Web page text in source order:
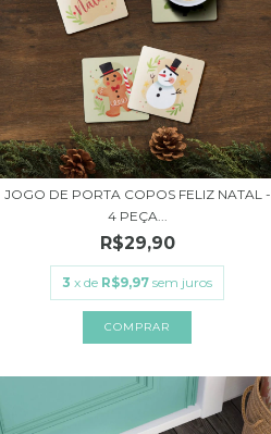
JOGO DE PORTA COPOS FELIZ NATAL -
4 PEÇA...
R$29,90
3 x de R$9,97 sem juros